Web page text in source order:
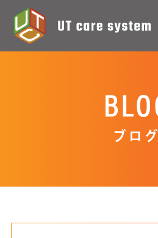
ブログ